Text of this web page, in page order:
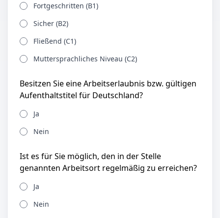
Fortgeschritten (B1)
Sicher (B2)
Fließend (C1)
Muttersprachliches Niveau (C2)
Besitzen Sie eine Arbeitserlaubnis bzw. gültigen
Aufenthaltstitel für Deutschland?
Ja
Nein
Ist es für Sie möglich, den in der Stelle
genannten Arbeitsort regelmäßig zu erreichen?
Ja
Nein